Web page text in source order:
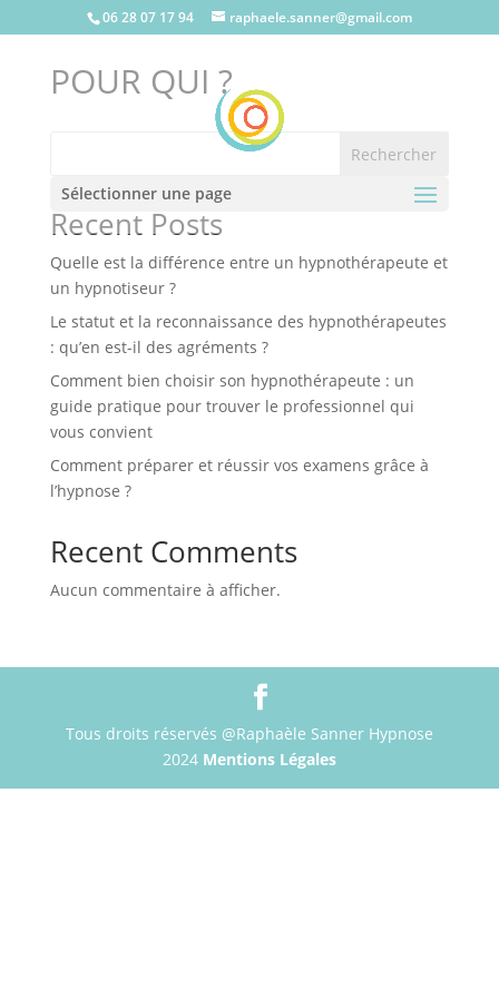
06 28 07 17 94 raphaele.sanner@gmail.com
Sélectionner une page
POUR QUI ?
Rechercher
Recent Posts
Quelle est la différence entre un hypnothérapeute et
un hypnotiseur ?
Le statut et la reconnaissance des hypnothérapeutes
: qu’en est-il des agréments ?
Comment bien choisir son hypnothérapeute : un
guide pratique pour trouver le professionnel qui
vous convient
Comment préparer et réussir vos examens grâce à
l’hypnose ?
Recent Comments
Aucun commentaire à afficher.
Tous droits réservés @Raphaèle Sanner Hypnose
2024 Mentions Légales